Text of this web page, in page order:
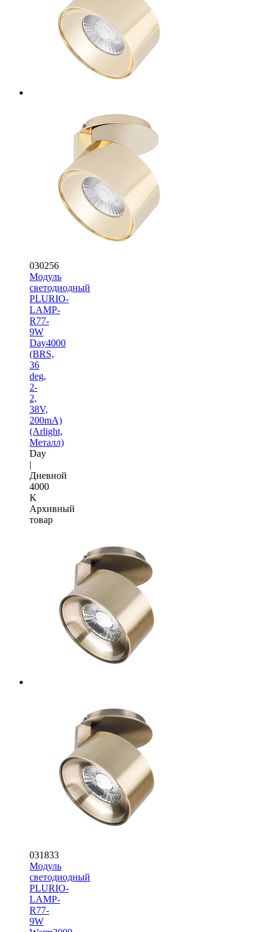
030256
Модуль
светодиодный
PLURIO-
LAMP-
R77-
9W
Day4000
(BRS,
36
deg,
2-
2,
38V,
200mA)
(Arlight,
Металл)
Day
|
Дневной
4000
K
Архивный
товар
031833
Модуль
светодиодный
PLURIO-
LAMP-
R77-
9W